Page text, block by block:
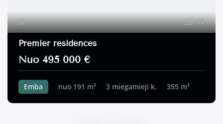
11
Premier residences
Nuo 495 000 €
Emba nuo 191 m² 3 miegamieji k. 355 m²